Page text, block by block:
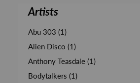
Artists
Abu 303 (1)
Alien Disco (1)
Anthony Teasdale (1)
Bodytalkers (1)